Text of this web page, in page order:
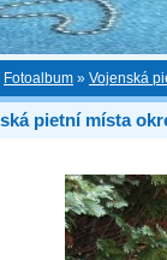
Fotoalbum » Vojenská
pietní místa